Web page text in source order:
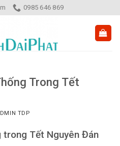
0985 646 869
Trong Tết
TDP
Tết Nguyên Đán